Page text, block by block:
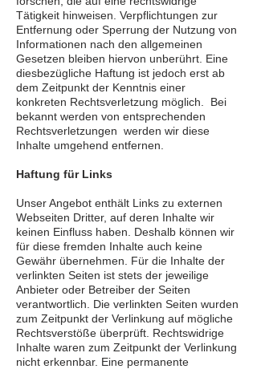
Tätigkeit hinweisen. Verpflichtungen zur
Entfernung oder Sperrung der Nutzung von
Informationen nach den allgemeinen
Gesetzen bleiben hiervon unberührt. Eine
diesbezügliche Haftung ist jedoch erst ab
dem Zeitpunkt der Kenntnis einer
konkreten Rechtsverletzung möglich. Bei
bekannt werden von entsprechenden
Rechtsverletzungen werden wir diese
Inhalte umgehend entfernen.
Haftung für Links
Unser Angebot enthält Links zu externen
Webseiten Dritter, auf deren Inhalte wir
keinen Einfluss haben. Deshalb können wir
für diese fremden Inhalte auch keine
Gewähr übernehmen. Für die Inhalte der
verlinkten Seiten ist stets der jeweilige
Anbieter oder Betreiber der Seiten
verantwortlich. Die verlinkten Seiten wurden
zum Zeitpunkt der Verlinkung auf mögliche
Rechtsverstöße überprüft. Rechtswidrige
Inhalte waren zum Zeitpunkt der Verlinkung
nicht erkennbar. Eine permanente